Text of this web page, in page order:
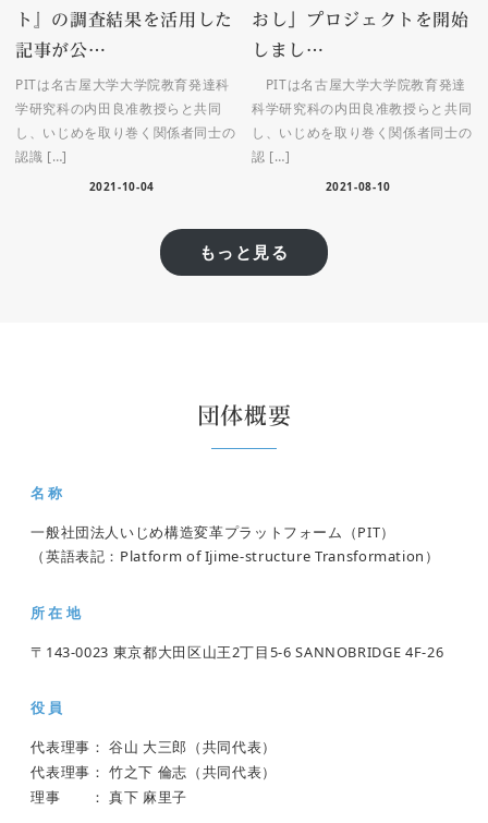
ト』の調査結果を活用した
記事が公…
PITは名古屋大学大学院教育発達科
学研究科の内田良准教授らと共同
し、いじめを取り巻く関係者同士の
認識 […]
2021-10-04
おし」プロジェクトを開始
しまし…
PITは名古屋大学大学院教育発達
科学研究科の内田良准教授らと共同
し、いじめを取り巻く関係者同士の
認 […]
2021-08-10
もっと見る
団体概要
名称
一般社団法人いじめ構造変革プラットフォーム（PIT）
（英語表記：Platform of Ijime-structure Transformation）
所在地
〒143-0023 東京都大田区山王2丁目5-6 SANNOBRIDGE 4F-26
役員
代表理事： 谷山 大三郎 （共同代表）
代表理事： 竹之下 倫志 （共同代表）
理事 ： 真下 麻里子